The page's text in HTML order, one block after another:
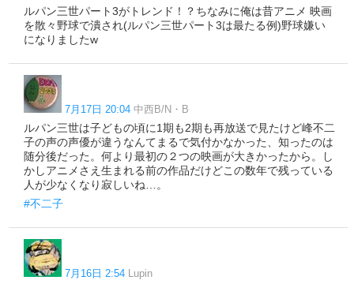
ルパン三世パート3がトレンド！？ちなみに俺は昔アニメ 映画
を散々野球で潰され(ルパン三世パート3は最たる例)野球嫌い
になりましたw
7月17日 20:04 中西B/N・B
ルパン三世は子どもの頃に1期も2期も再放送で見たけど峰不二
子の声の声優が違うなんてまるで気付かなかった、知ったのは
随分後だった。何より最初の２つの映画が大きかったから。し
かしアニメさえ生まれる前の作品だけどこの数年で残っている
人が少なくなり寂しいね…。
#不二子
7月16日 2:54 Lupin